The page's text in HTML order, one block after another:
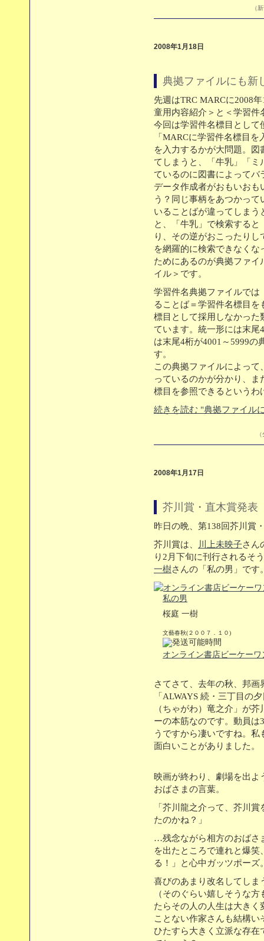
（
2008年1月18日
典拠ファイルにも新
先週はTRC MARCに2008
童用内容紹介＞と＜学習件
今回は学習件名標目として
「MARCに学習件名標目
を入力するかが大問題。
てしまうと、「牛乳」「ミ
ているのに図書によってバ
データ作成者がおもいお
う？同じ事柄をあつかっ
いることばが違ってしま
と、「牛乳」で検索する
り、その逆がおこったり
を網羅的に検索できなく
ためにあるのが典拠ファ
イル＞です。
学習件名典拠ファイルでは
ることば＝学習件名標目
標目として採用しなかった
ています。統一形には末尾
は末尾4桁が4001～5999の
す。
この典拠ファイルによっ
っているのかが分かり、
標目を参照できるというわ
続きを読む "典拠ファイル
2008年1月17日
芥川賞・直木賞発表
昨日の晩、第138回芥川賞
芥川賞は、
川上未映子さん
り2月下旬に刊行されるそ
一樹さんの「私の男」です
私の男
桜庭 一樹
文藝春秋(２００７．１０)
オンライン書店ビーケー
さてさて、去年の秋、邦
「ALWAYS 続・三丁目の
（ちゃがわ）竜之介」が
ーの本筋なのです。動員は
うですから凄いですね。
面白いことがありました。
映画が終わり、劇場を出
おばさまの言葉。
「芥川龍之介って、芥川
たのかね？」
…残念ながら相方のおばさ
を出たところで連れと爆
る！」と心中ガッツポーズ
喜びのあまり改名してしま
（そのぐらい嬉しそうな
たらその人の人生は大き
ことない作家さんも結構
ひたすら大きく立派な存在